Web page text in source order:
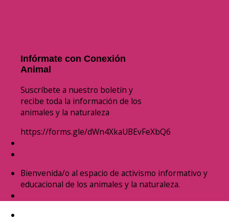
Infórmate con Conexión
Animal
Suscríbete a nuestro boletín y
recibe toda la información de los
animales y la naturaleza
https://forms.gle/dWn4XkaUBEvFeXbQ6
Bienvenida/o al espacio de activismo informativo y
educacional de los animales y la naturaleza.